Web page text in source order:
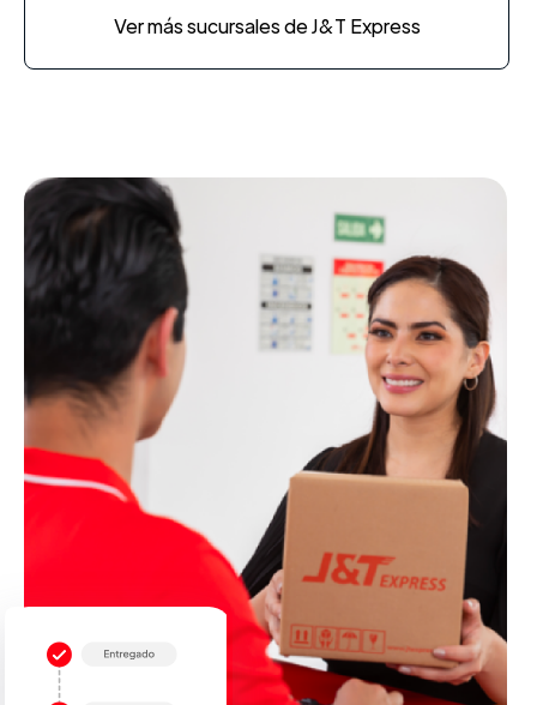
Ver más sucursales de J&T Express